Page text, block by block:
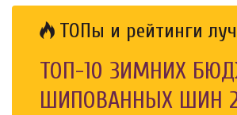
ТОПы и рейтинги
ТОП-10 ЗИМНИХ
ШИПОВАННЫХ ШИН